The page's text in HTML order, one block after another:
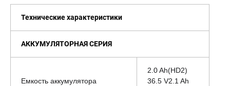
Технические характеристики
АККУМУЛЯТОРНАЯ СЕРИЯ
Емкость аккумулятора
2.0 Ah(HD2)
36.5 V2.1 Ah